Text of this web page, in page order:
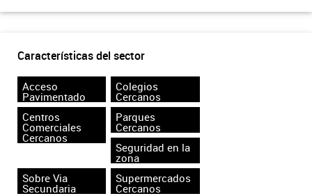
Características del sector
Acceso
Pavimentado
Colegios
Cercanos
Centros
Comerciales
Cercanos
Parques
Cercanos
Seguridad en la
zona
Sobre Via
Secundaria
Supermercados
Cercanos